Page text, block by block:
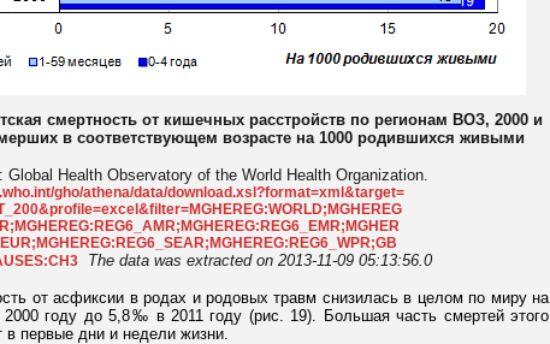
смертность от кишечных расстройств по регионам ВОЗ, 2000 и
в соответствующем возрасте на 1000 родившихся живыми
: Global Health Observatory of the World Health Organization.
gho/athena/data/download.xsl?format=xml&target=
The data was extracted on 2013-11-09 05:13:56.0
от асфиксии в родах и родовых травм снизилась в целом по миру на
году до 5,8‰ в 2011 году (рис. 19). Большая часть смертей этого
в первые дни и недели жизни.